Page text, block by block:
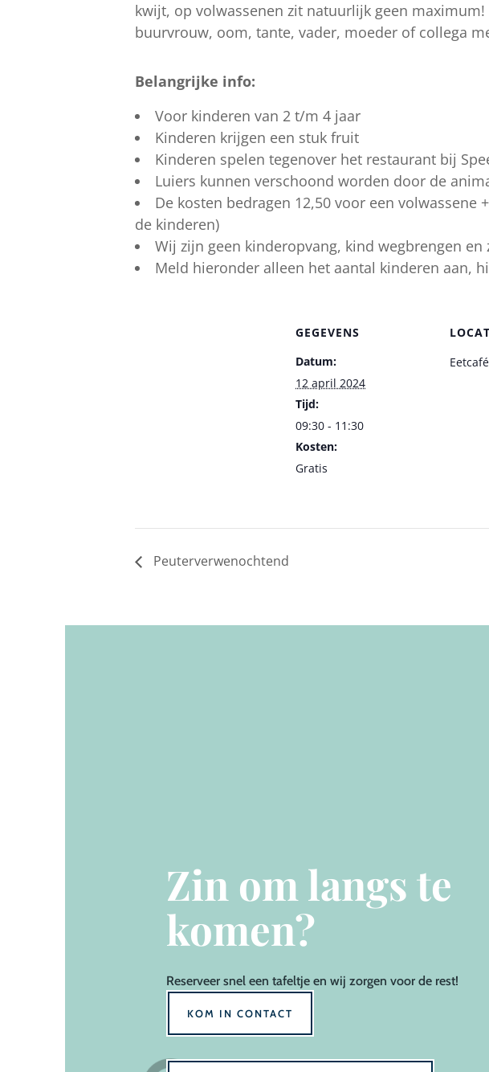
kwijt, op volwassenen zit natuurlijk geen
buurvrouw, oom, tante, vader, moeder of collega
Belangrijke info:
Voor kinderen van 2 t/m 4 jaar
Kinderen krijgen een stuk fruit
Kinderen spelen tegenover het restaurant bij
Luiers kunnen verschoond worden door de
De kosten bedragen 12,50 voor een
de kinderen)
Wij zijn geen kinderopvang, kind wegbrengen
Meld hieronder alleen het aantal kinderen aan,
GEGEVENS
Datum:
12 april 2024
Tijd:
09:30 - 11:30
Kosten:
Gratis
Peuterverwenochtend
Zin om langs te
komen?
Reserveer snel een tafeltje en wij zorgen voor de rest!
KOM IN CONTACT